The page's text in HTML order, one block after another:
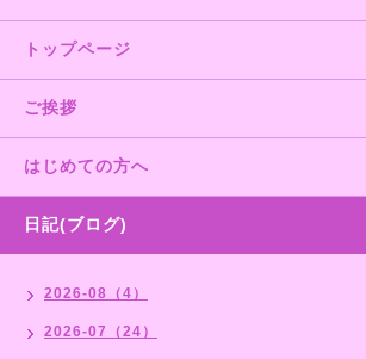
トップページ
ご挨拶
はじめての方へ
日記(ブログ)
2026-08（4）
2026-07（24）